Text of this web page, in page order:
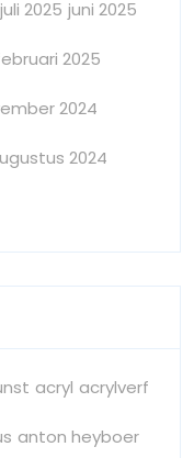
juli 2025 juni 2025
2025
2024
2024
acryl acrylverf
anton heyboer